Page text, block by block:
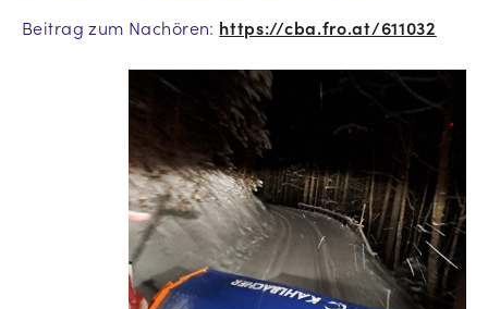
Beitrag zum Nachören: https://cba.fro.at/611032